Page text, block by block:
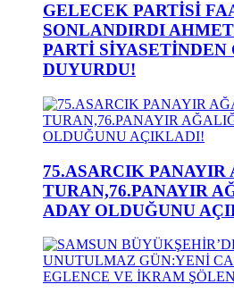
GELECEK PARTİSİ
SONLANDIRDI
PARTİ
DUYURDU!
75.ASARCIK PANAYIR
TURAN,76.PANAYIR
ADAY OLDUĞUNU